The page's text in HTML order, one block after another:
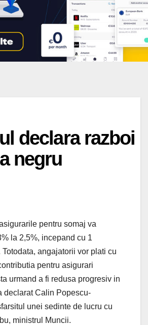
declara razboi
negru
pentru somaj va
la 2,5%, incepand cu 1
angajatorii vor plati cu
pentru asigurari
urmand a fi redusa progresiv in
declarat Calin Popescu-
unei sedinte de lucru cu
ministrul Muncii.